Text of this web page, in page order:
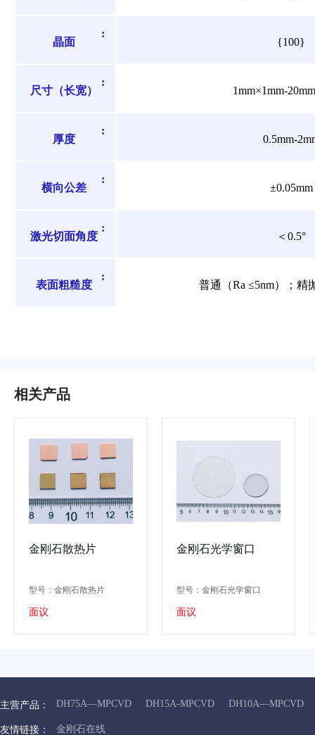
晶面
:
{100}
尺寸（长宽）
:
1mm×1mm-
厚度
:
0.5mm-
横向公差
:
±0.05mm
激光切面角度
:
＜0.5°
表面粗糙度
:
普通（Ra ≤5nm）；精
相关产品
金刚石散热片
型号：金刚石散热片
面议
金刚石光学窗口
型号：金刚石光学窗口
面议
主营产品： DH75A—MPCVD DH15A-MPCVD DH10A—MPCVD
友情链接： 金刚石在线